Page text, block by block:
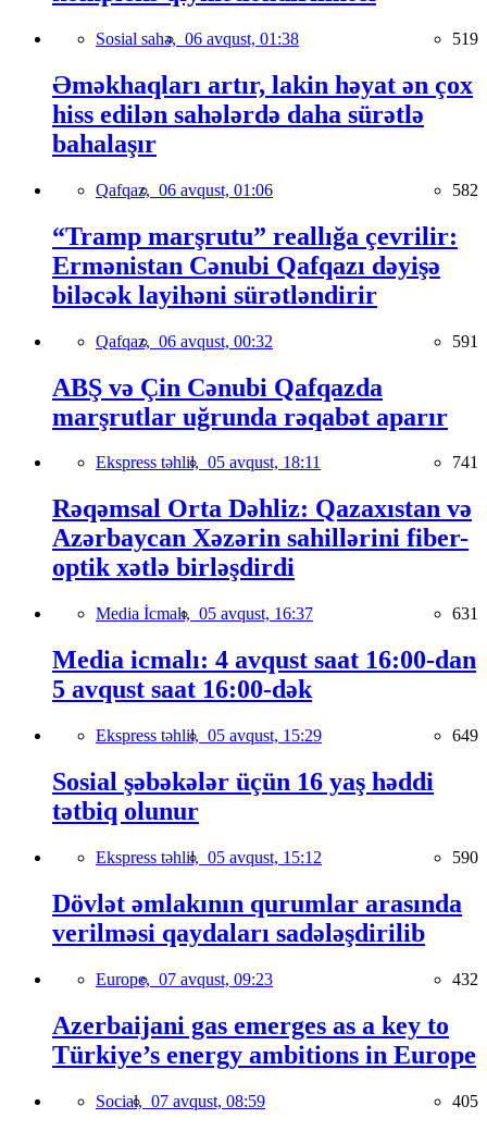
Sosial sahə, 06 avqust, 01:38 519
Əməkhaqları artır, lakin həyat ən çox
hiss edilən sahələrdə daha sürətlə
bahalaşır
Qafqaz, 06 avqust, 01:06 582
“Tramp marşrutu” reallığa çevrilir:
Ermənistan Cənubi Qafqazı dəyişə
biləcək layihəni sürətləndirir
Qafqaz, 06 avqust, 00:32 591
ABŞ və Çin Cənubi Qafqazda
marşrutlar uğrunda rəqabət aparır
Ekspress təhlil, 05 avqust, 18:11 741
Rəqəmsal Orta Dəhliz: Qazaxıstan və
Azərbaycan Xəzərin sahillərini fiber-
optik xətlə birləşdirdi
Media İcmalı, 05 avqust, 16:37 631
Media icmalı: 4 avqust saat 16:00-dan
5 avqust saat 16:00-dək
Ekspress təhlil, 05 avqust, 15:29 649
Sosial şəbəkələr üçün 16 yaş həddi
tətbiq olunur
Ekspress təhlil, 05 avqust, 15:12 590
Dövlət əmlakının qurumlar arasında
verilməsi qaydaları sadələşdirilib
Europe, 07 avqust, 09:23 432
Azerbaijani gas emerges as a key to
Türkiye’s energy ambitions in Europe
Social, 07 avqust, 08:59 405